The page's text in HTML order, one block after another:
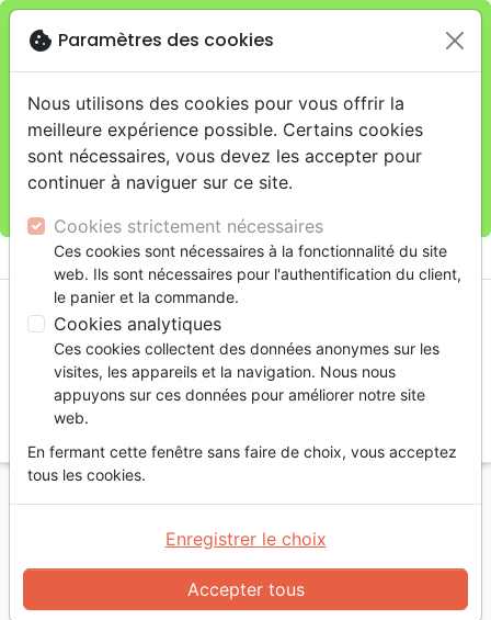
Je veux retirer ma commande au 4, rue Audubon
(Gare de Lyon), Parisclose
warningCette boutique en ligne est limitée au retrait en
magasin.
Pour les livraisons à domicile, veuillez passer vos
commandes sur la boutique La Maison de la Bible
shopping_cart
Accueil Livres Famille, couple
Mariage
Mariage (Le) - Un engagement complexe à vivre
avec la sagesse de Dieu
Le Mariage
cookie Paramètres des cookies
Nous utilisons des cookies pour vous offrir la
meilleure expérience possible. Certains cookies
sont nécessaires, vous devez les accepter pour
continuer à naviguer sur ce site.
Cookies strictement nécessaires
Ces cookies sont nécessaires à la fonctionnalité du site
web. Ils sont nécessaires pour l'authentification du client,
le panier et la commande.
Cookies analytiques
Ces cookies collectent des données anonymes sur les
visites, les appareils et la navigation. Nous nous
appuyons sur ces données pour améliorer notre site
web.
En fermant cette fenêtre sans faire de choix, vous acceptez
tous les cookies.
Accepter tous
Enregistrer le choix